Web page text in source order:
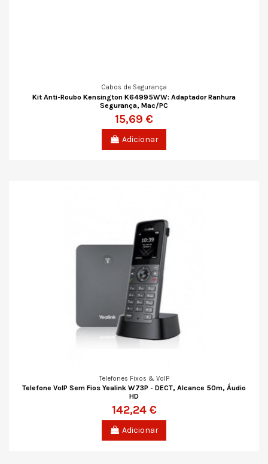
Cabos de Segurança
Kit Anti-Roubo Kensington K64995WW: Adaptador Ranhura
Segurança, Mac/PC
15,69 €
Adicionar
Telefones Fixos & VoIP
Telefone VoIP Sem Fios Yealink W73P - DECT, Alcance 50m, Áudio
HD
142,24 €
Adicionar